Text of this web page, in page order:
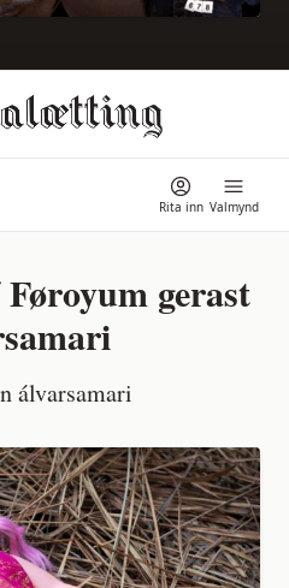
Valmynd
Rita inn
gerast
álvarsamari